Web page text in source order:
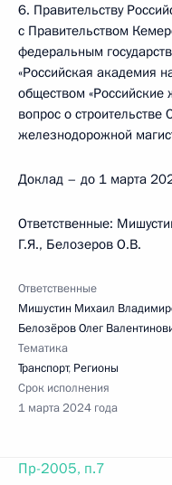
6. Правительству
с Правительством
федеральным
«Российская академия
обществом «Российские
вопрос о строительстве
железнодорожной
Доклад – до 1 марта
Ответственные:
Г.Я., Белозеров О.В.
Ответственные
Мишустин Михаил
Белозёров Олег
Тематика
Транспорт, Регионы
Срок исполнения
1 марта 2024 года
Пр-2005, п.7